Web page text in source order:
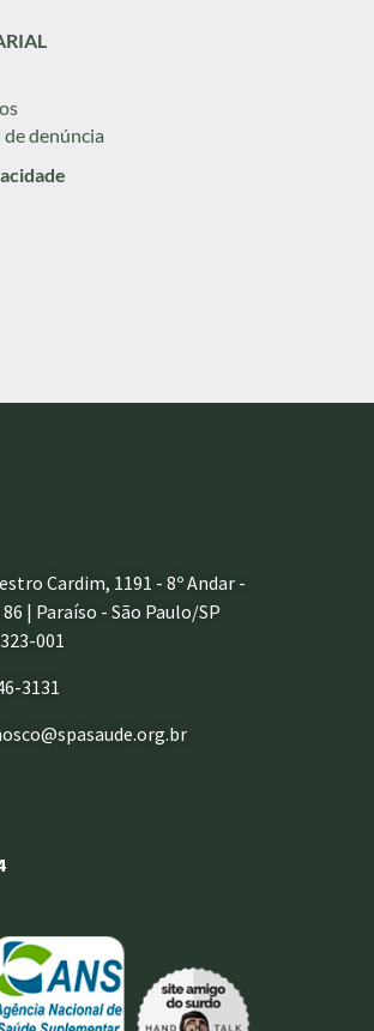
de denúncia
Cardim, 1191 - 8º Andar -
86 | Paraíso - São Paulo/SP
001
3131